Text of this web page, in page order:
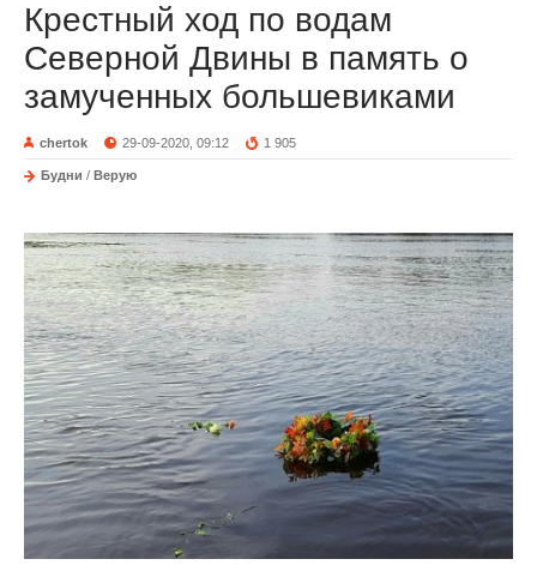
Крестный ход по водам
Северной Двины в память о
замученных большевиками
chertok 29-09-2020, 09:12 1 905
Будни / Верую